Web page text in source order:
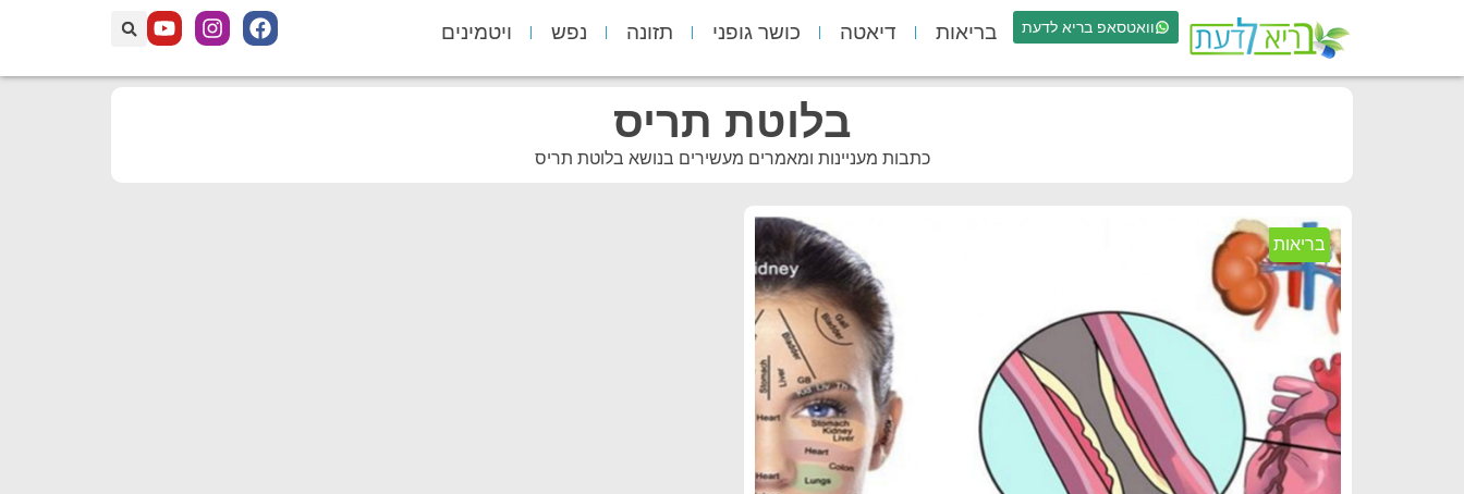
וואטסאפ בריא לדעת בריאות דיאטה כושר גופני תזונה נפש ויטמינים
בלוטת תריס
כתבות מעניינות ומאמרים מעשירים בנושא בלוטת תריס
בריאות